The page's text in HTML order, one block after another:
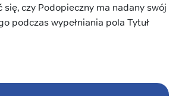
czy Podopieczny ma nadany swój
podczas wypełniania pola Tytuł